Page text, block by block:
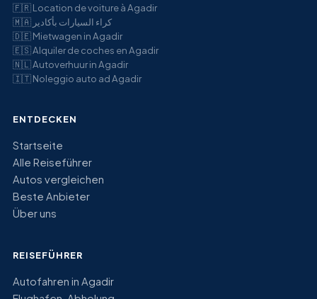
🇫🇷Location de voiture à Agadir
🇲🇦 كراء السيارات بأكادير
🇩🇪Mietwagen in Agadir
🇪🇸Alquiler de coches en Agadir
🇳🇱Autoverhuur in Agadir
🇮🇹Noleggio auto ad Agadir
ENTDECKEN
Startseite
Alle Reiseführer
Autos vergleichen
Beste Anbieter
Über uns
REISEFÜHRER
Autofahren in Agadir